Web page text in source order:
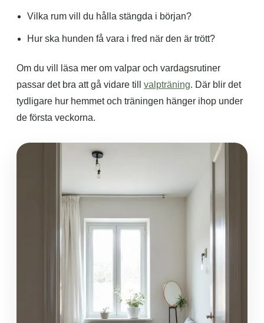
Vilka rum vill du hålla stängda i början?
Hur ska hunden få vara i fred när den är trött?
Om du vill läsa mer om valpar och vardagsrutiner
passar det bra att gå vidare till valpträning. Där blir det
tydligare hur hemmet och träningen hänger ihop under
de första veckorna.